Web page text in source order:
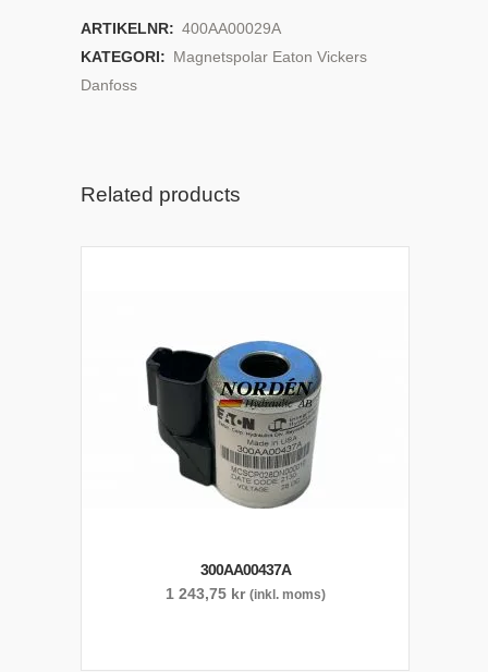
ARTIKELNR: 400AA00029A
KATEGORI: Magnetspolar Eaton Vickers
Danfoss
Related products
300AA00437A
1 243,75 kr (inkl. moms)